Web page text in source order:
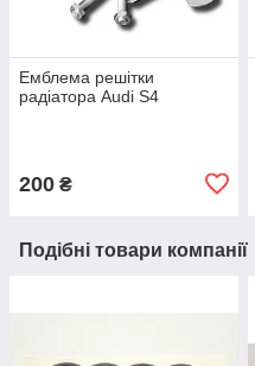
Емблема решітки
радіатора Audi S4
200 ₴
Подібні товари компанії